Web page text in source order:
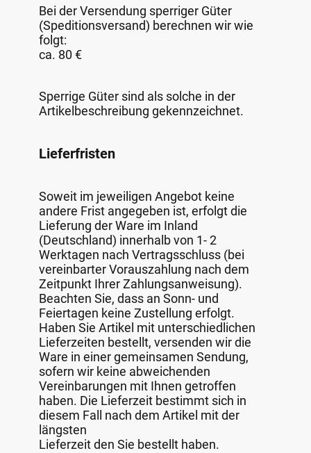
Bei der Versendung sperriger Güter
(Speditionsversand) berechnen wir wie
folgt:
ca. 80 €
Sperrige Güter sind als solche in der
Artikelbeschreibung gekennzeichnet.
Lieferfristen
Soweit im jeweiligen Angebot keine
andere Frist angegeben ist, erfolgt die
Lieferung der Ware im Inland
(Deutschland) innerhalb von 1- 2
Werktagen nach Vertragsschluss (bei
vereinbarter Vorauszahlung nach dem
Zeitpunkt Ihrer Zahlungsanweisung).
Beachten Sie, dass an Sonn- und
Feiertagen keine Zustellung erfolgt.
Haben Sie Artikel mit unterschiedlichen
Lieferzeiten bestellt, versenden wir die
Ware in einer gemeinsamen Sendung,
sofern wir keine abweichenden
Vereinbarungen mit Ihnen getroffen
haben. Die Lieferzeit bestimmt sich in
diesem Fall nach dem Artikel mit der
längsten
Lieferzeit den Sie bestellt haben.